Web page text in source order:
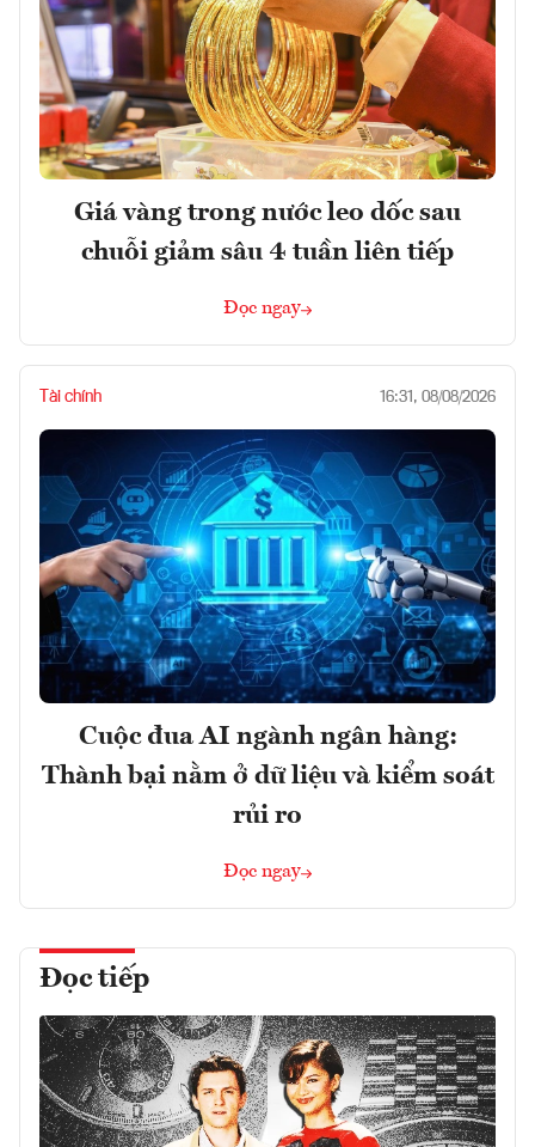
Giá vàng trong nước leo dốc sau
chuỗi giảm sâu 4 tuần liên tiếp
Đọc ngay
Tài chính 16:31, 08/08/2026
Cuộc đua AI ngành ngân hàng:
Thành bại nằm ở dữ liệu và kiểm soát
rủi ro
Đọc ngay
Đọc tiếp